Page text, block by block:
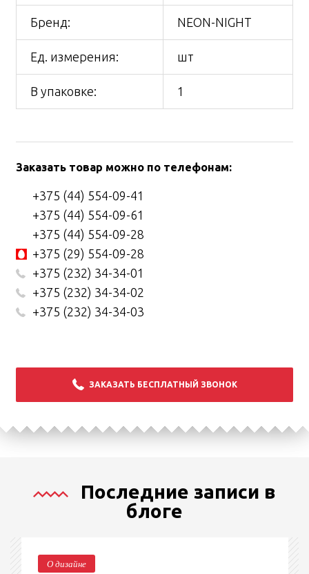
Бренд: NEON-NIGHT
Ед. измерения: шт
В упаковке: 1
Заказать товар можно по телефонам:
+375 (44) 554-09-41
+375 (44) 554-09-61
+375 (44) 554-09-28
+375 (29) 554-09-28
+375 (232) 34-34-01
+375 (232) 34-34-02
+375 (232) 34-34-03
ЗАКАЗАТЬ БЕСПЛАТНЫЙ ЗВОНОК
Последние записи в
блоге
О дизайне